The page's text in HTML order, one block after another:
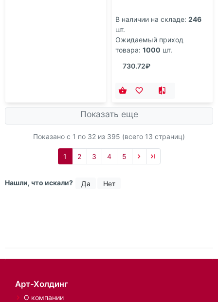
В наличии на складе: 246
шт.
Ожидаемый приход
товара: 1000 шт.
730.72₽
Показать еще
Показано с 1 по 32 из 395 (всего 13 страниц)
1 2 3 4 5
Нашли, что искали? Да Нет
Арт-Холдинг
О компании